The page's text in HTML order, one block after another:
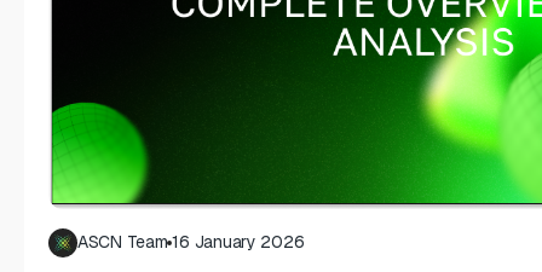
ASCN Team 16 January 2026